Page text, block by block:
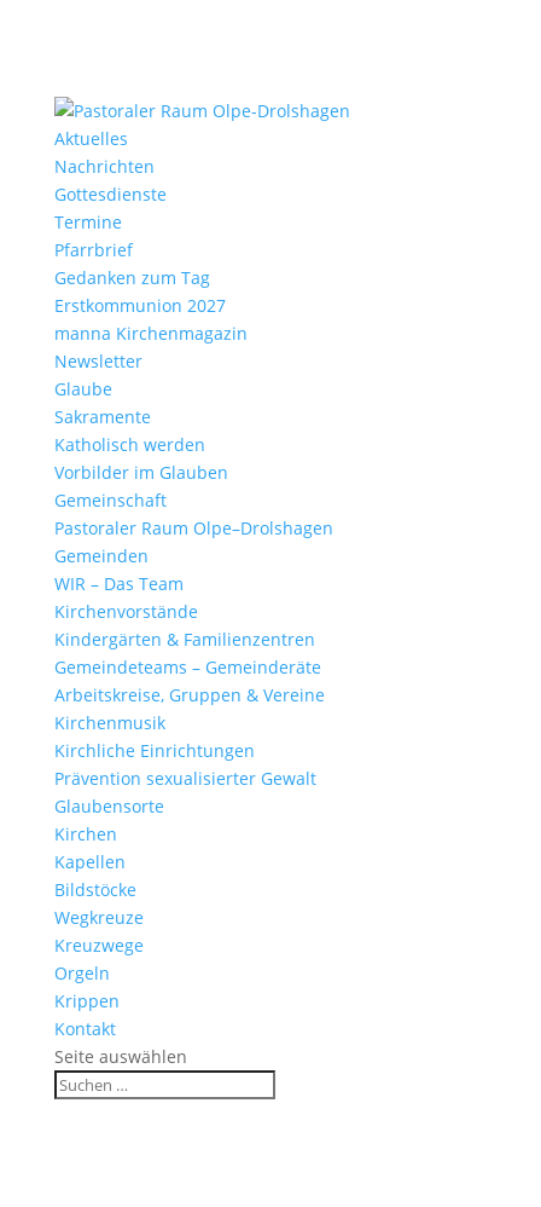
Aktu­elles
Nach­richten
Gottes­dienste
Termine
Pfarr­brief
Gedanken zum Tag
Erst­kom­mu­nion 2027
manna Kirchen­ma­gazin
News­letter
Glaube
Sakra­mente
Katho­lisch werden
Vorbilder im Glauben
Gemein­schaft
Pasto­raler Raum Olpe–Drolshagen
Gemeinden
WIR – Das Team
Kirchen­vor­stände
Kinder­gärten & Familienzentren
Gemein­de­teams – Gemeinderäte
Arbeits­kreise, Gruppen & Vereine
Kirchen­musik
Kirch­liche Einrichtungen
Präven­tion sexua­li­sierter Gewalt
Glau­ben­s­orte
Kirchen
Kapellen
Bild­stöcke
Wegkreuze
Kreuz­wege
Orgeln
Krippen
Kontakt
Seite auswählen